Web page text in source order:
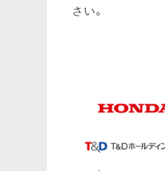
さい。